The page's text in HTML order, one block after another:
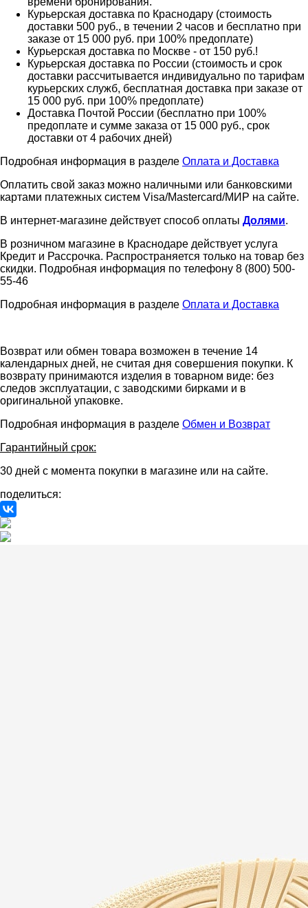
Курьерская доставка по Краснодару (стоимость
доставки 500 руб., в течении 2 часов и бесплатно при
заказе от 15 000 руб. при 100% предоплате)
Курьерская доставка по Москве - от 150 руб.!
Курьерская доставка по России (стоимость и срок
доставки рассчитывается индивидуально по тарифам
курьерских служб, бесплатная доставка при заказе от
15 000 руб. при 100% предоплате)
Доставка Почтой России (бесплатно при 100%
предоплате и сумме заказа от 15 000 руб., срок
доставки от 4 рабочих дней)
Подробная информация в разделе Оплата и Доставка
Оплатить свой заказ можно наличными или банковскими
картами платежных систем Visa/Mastercard/МИР на сайте.
В интернет-магазине действует способ оплаты Долями.
В розничном магазине в Краснодаре действует услуга
Кредит и Рассрочка. Распространяется только на товар без
скидки. Подробная информация по телефону 8 (800) 500-
55-46
Подробная информация в разделе Оплата и Доставка
Возврат или обмен товара возможен в течение 14
календарных дней, не считая дня совершения покупки. К
возврату принимаются изделия в товарном виде: без
следов эксплуатации, с заводскими бирками и в
оригинальной упаковке.
Подробная информация в разделе Обмен и Возврат
Гарантийный срок:
30 дней с момента покупки в магазине или на сайте.
поделиться: